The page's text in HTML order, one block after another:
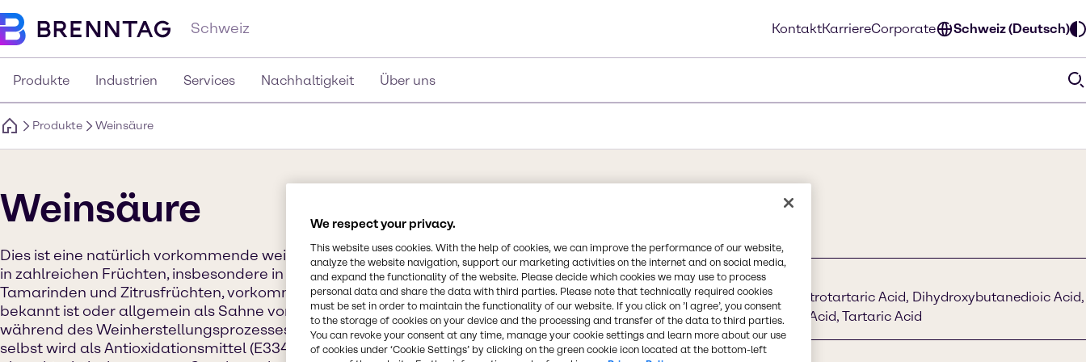
Schweiz KontaktKarriereCorporate Schweiz (Deutsch)
Produkte Industrien Services Nachhaltigkeit Über uns
Produkte Weinsäure
Weinsäure
Dies ist eine natürlich vorkommende weiße kristalline organische Säure, die
in zahlreichen Früchten, insbesondere in Trauben, aber auch in Bananen,
Tamarinden und Zitrusfrüchten, vorkommt. Sein Salz, das als Kaliumbitartrat
bekannt ist oder allgemein als Sahne von Tartar bezeichnet wird, bildet sich
während des Weinherstellungsprozesses auf natürliche Weise. Die Säure
selbst wird als Antioxidationsmittel (E334) verwendet und sorgt für ihren
Synonyme
Tartaric Acid, Weinsäure, Threarsäure, Dextrotartaric Acid, Dihydroxybutanedioic Acid,
Dihydroxysuccinic Acid, E 334, L + Tartaric Acid, Tartaric Acid
We respect your privacy.
This website uses cookies. With the help of cookies, we can improve the performance of our website,
analyze the website navigation, support our marketing activities on the internet and on social media,
and expand the functionality of the website. Please decide which cookies we may use to process
personal data and share the data with third parties. Please note that technically required cookies
must be set in order to maintain the functionality of our website. If you click on ’I agree’, you consent
to the storage of cookies on your device and the processing and transfer of the data to third parties.
You can revoke your consent at any time, manage your cookie settings and learn more about our use
of cookies under ‘Cookie Settings’ by clicking on the green cookie icon located at the bottom-left